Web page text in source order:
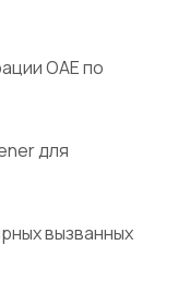
OAE по
для
вызванных